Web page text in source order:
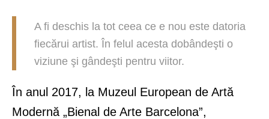
A fi deschis la tot ceea ce e nou este datoria
fiecărui artist. În felul acesta dobândeşti o
viziune şi gândeşti pentru viitor.
În anul 2017, la Muzeul European de Artă
Modernă „Bienal de Arte Barcelona”,